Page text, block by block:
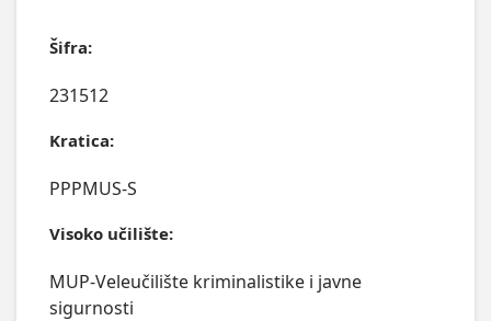
Šifra:
231512
Kratica:
PPPMUS-S
Visoko učilište:
MUP-Veleučilište kriminalistike i javne
sigurnosti